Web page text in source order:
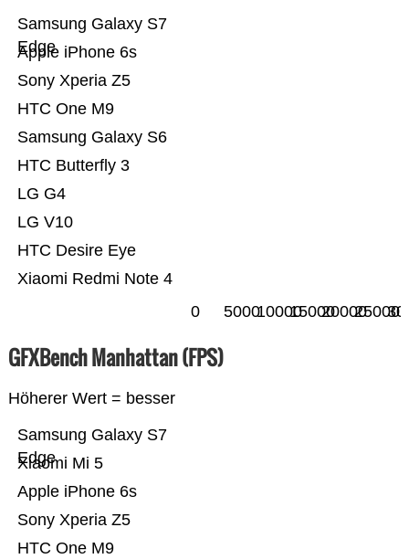
Xiaomi Redmi Note 4
HTC Desire Eye
LG V10
LG G4
HTC Butterfly 3
Samsung Galaxy S6
HTC One M9
Sony Xperia Z5
Apple iPhone 6s
Samsung Galaxy S7
Edge
0 500010000150002000025000
GFXBench Manhattan (FPS)
Höherer Wert = besser
HTC One M9
Sony Xperia Z5
Apple iPhone 6s
Xiaomi Mi 5
Samsung Galaxy S7
Edge